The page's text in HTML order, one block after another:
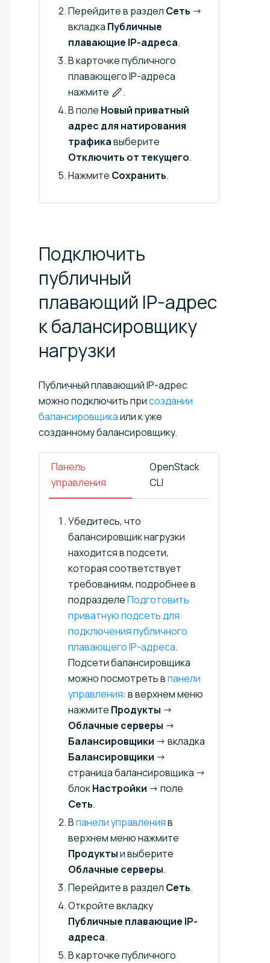
Перейдите в раздел Сеть →
вкладка Публичные
плавающие IP-адреса.
В карточке публичного
плавающего IP-адреса
нажмите
.
В поле Новый приватный
адрес для натирования
трафикавыберите
Отключить от текущего.
Нажмите Сохранить.
Подключить
публичный
плавающий IP-адрес
к балансировщику
нагрузки
Публичный плавающий IP-адрес
можно подключить присоздании
балансировщикаили к уже
созданному балансировщику.
Панель
управления
OpenStack
CLI
Убедитесь, что
балансировщик нагрузки
находится в подсети,
которая соответствует
требованиям, подробнее в
подразделеПодготовить
приватную подсеть для
подключения публичного
плавающего IP-адреса⁠⁠.
Подсети балансировщика
можно посмотреть впанели
управления: в верхнем меню
нажмите Продукты →
Облачные серверы →
Балансировщики → вкладка
Балансировщики →
страница балансировщика →
блокНастройки → поле
Сеть.
Впанели управленияв
верхнем меню нажмите
Продуктыи выберите
Облачные серверы.
Перейдите в раздел Сеть.
Откройте вкладку
Публичные плавающие IP-
адреса.
В карточке публичного